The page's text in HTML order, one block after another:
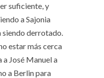
suficiente, y
a Sajonia
derrotado.
estar más cerca
a José Manuel a
a Berlin para